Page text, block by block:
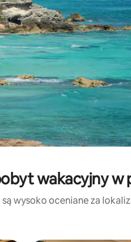
wakacyjny w
wysoko oceniane za